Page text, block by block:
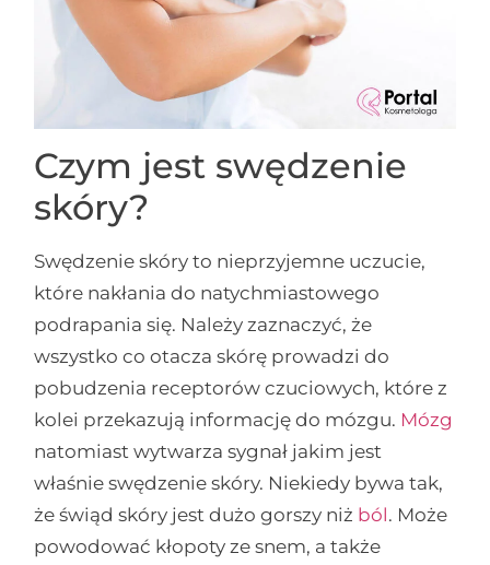
Czym jest swędzenie
skóry?
Swędzenie skóry to nieprzyjemne uczucie,
które nakłania do natychmiastowego
podrapania się. Należy zaznaczyć, że
wszystko co otacza skórę prowadzi do
pobudzenia receptorów czuciowych, które z
kolei przekazują informację do mózgu. Mózg
natomiast wytwarza sygnał jakim jest
właśnie swędzenie skóry. Niekiedy bywa tak,
że świąd skóry jest dużo gorszy niż ból. Może
powodować kłopoty ze snem, a także